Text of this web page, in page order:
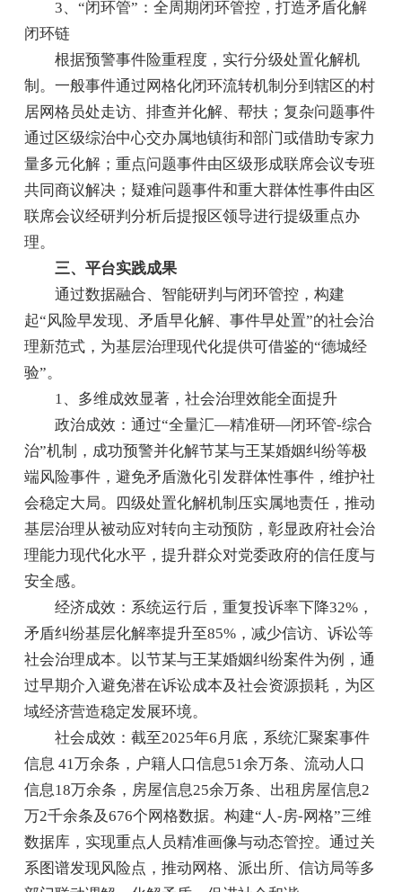
3、“闭环管”：全周期闭环管控，打造矛盾化解
闭环链
根据预警事件险重程度，实行分级处置化解机
制。一般事件通过网格化闭环流转机制分到辖区的村
居网格员处走访、排查并化解、帮扶；复杂问题事件
通过区级综治中心交办属地镇街和部门或借助专家力
量多元化解；重点问题事件由区级形成联席会议专班
共同商议解决；疑难问题事件和重大群体性事件由区
联席会议经研判分析后提报区领导进行提级重点办
理。
三、平台实践成果
通过数据融合、智能研判与闭环管控，构建
起“风险早发现、矛盾早化解、事件早处置”的社会治
理新范式，为基层治理现代化提供可借鉴的“德城经
验”。
1、多维成效显著，社会治理效能全面提升
政治成效：通过“全量汇—精准研—闭环管-综合
治”机制，成功预警并化解节某与王某婚姻纠纷等极
端风险事件，避免矛盾激化引发群体性事件，维护社
会稳定大局。四级处置化解机制压实属地责任，推动
基层治理从被动应对转向主动预防，彰显政府社会治
理能力现代化水平，提升群众对党委政府的信任度与
安全感。
经济成效：系统运行后，重复投诉率下降32%，
矛盾纠纷基层化解率提升至85%，减少信访、诉讼等
社会治理成本。以节某与王某婚姻纠纷案件为例，通
过早期介入避免潜在诉讼成本及社会资源损耗，为区
域经济营造稳定发展环境。
社会成效：截至2025年6月底，系统汇聚案事件
信息 41万余条，户籍人口信息51余万条、流动人口
信息18万余条，房屋信息25余万条、出租房屋信息2
万2千余条及676个网格数据。构建“人-房-网格”三维
数据库，实现重点人员精准画像与动态管控。通过关
系图谱发现风险点，推动网格、派出所、信访局等多